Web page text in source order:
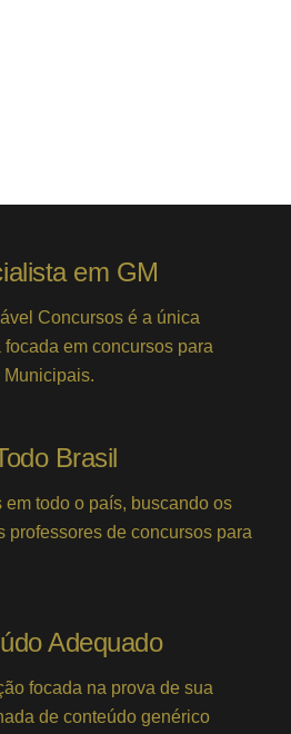
em GM
Concursos é a única
focada em concursos para
Municipais.
Brasil
em todo o país, buscando os
professores de concursos para
Adequado
focada na prova de sua
de conteúdo genérico